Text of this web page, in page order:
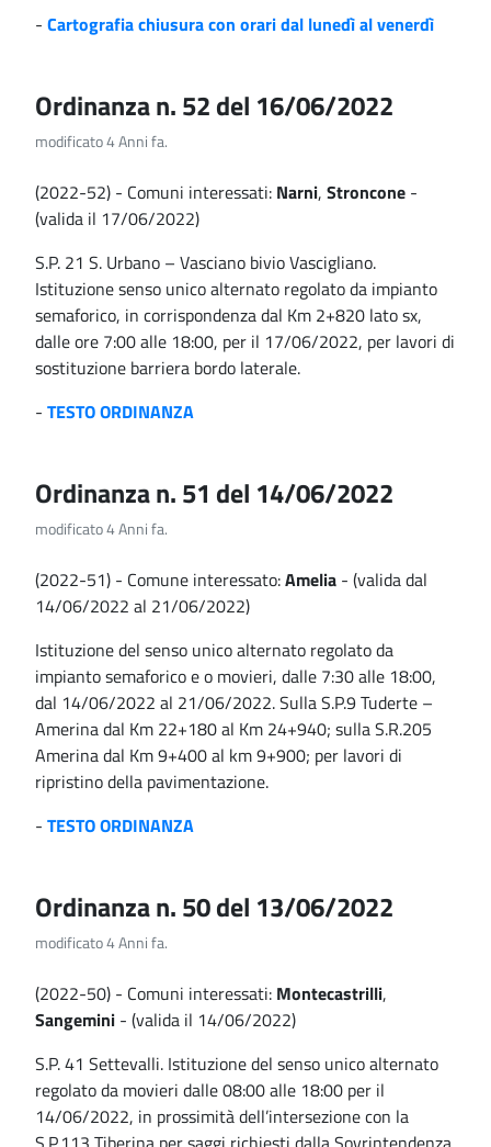
- Cartografia chiusura con orari dal lunedì al venerdì
Ordinanza n. 52 del 16/06/2022
modificato 4 Anni fa.
(2022-52) - Comuni interessati: Narni, Stroncone -
(valida il 17/06/2022)
S.P. 21 S. Urbano – Vasciano bivio Vascigliano.
Istituzione senso unico alternato regolato da impianto
semaforico, in corrispondenza dal Km 2+820 lato sx,
dalle ore 7:00 alle 18:00, per il 17/06/2022, per lavori di
sostituzione barriera bordo laterale.
- TESTO ORDINANZA
Ordinanza n. 51 del 14/06/2022
modificato 4 Anni fa.
(2022-51) - Comune interessato:Amelia - (valida dal
14/06/2022 al 21/06/2022)
Istituzione del senso unico alternato regolato da
impianto semaforico e o movieri, dalle 7:30 alle 18:00,
dal 14/06/2022 al 21/06/2022. Sulla S.P.9 Tuderte –
Amerina dal Km 22+180 al Km 24+940; sulla S.R.205
Amerina dal Km 9+400 al km 9+900; per lavori di
ripristino della pavimentazione.
- TESTO ORDINANZA
Ordinanza n. 50 del 13/06/2022
modificato 4 Anni fa.
(2022-50) - Comuni interessati: Montecastrilli,
Sangemini - (valida il 14/06/2022)
S.P. 41 Settevalli. Istituzione del senso unico alternato
regolato da movieri dalle 08:00 alle 18:00 per il
14/06/2022, in prossimità dell’intersezione con la